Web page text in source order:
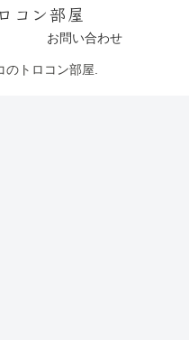
コン部屋
お問い合わせ
トロコン部屋.